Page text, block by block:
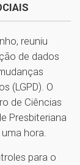
reuniu
de dados
(LGPD). O
de Ciências
Presbiteriana
hora.
para o